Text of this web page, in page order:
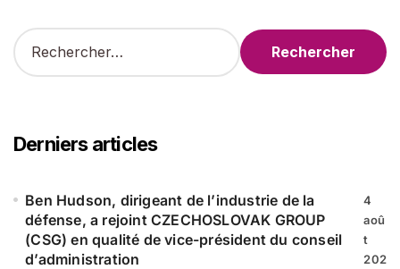
R
e
r
c
e
Derniers articles
Ben Hudson, dirigeant de l’industrie de la
défense, a rejoint CZECHOSLOVAK GROUP
(CSG) en qualité de vice-président du conseil
d’administration
4
aoû
t
202